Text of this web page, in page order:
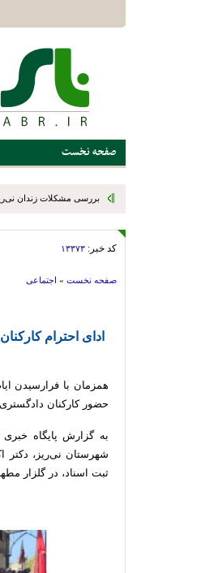
صفحه نخست
بررسی مشکلات زندان نی‌ریز
کد خبر: ۱۳۳۷۳
صفحه نخست » اجتماعی
ادای احترام
همزمان با فرارسیدن
حضور کارکنان
به گزارش پایگاه
شهرستان نی‌ریز، دکتر
ثبت اسناد، در گلزار